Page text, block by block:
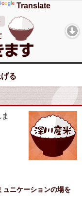
Translate
る
ュニケーションの場を